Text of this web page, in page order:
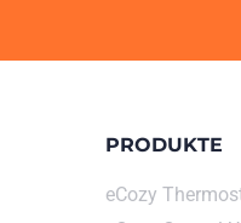
PRODUKTE
eCozy